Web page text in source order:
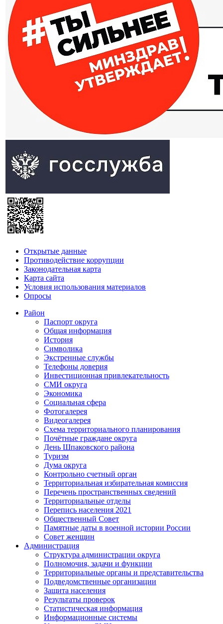
Открытые данные
Противодействие коррупции
Законодательная карта
Карта сайта
Условия использования материалов
Опросы
Район
Паспорт округа
Общая информация
История
Символика
Экстренные службы
Телефоны доверия
Инвестиционная привлекательность
СМИ округа
Экономика
Социальная сфера
Фотогалерея
Видеогалерея
Схема территориального планирования
Почётные граждане округа
День Шпаковского района
Туризм
Дума округа
Контрольно счетный орган
Территориальная избирательная комиссия
Перечень пространственных сведений
Территориальные отделы
Перепись населения 2021
Общественный Совет
Памятные даты в военной истории России
Совет женщин
Администрация
Структура администрации округа
Полномочия, задачи и функции
Территориальные органы и представительства
Подведомственные организации
Защита населения
Результаты проверок
Статистическая информация
Информационные системы